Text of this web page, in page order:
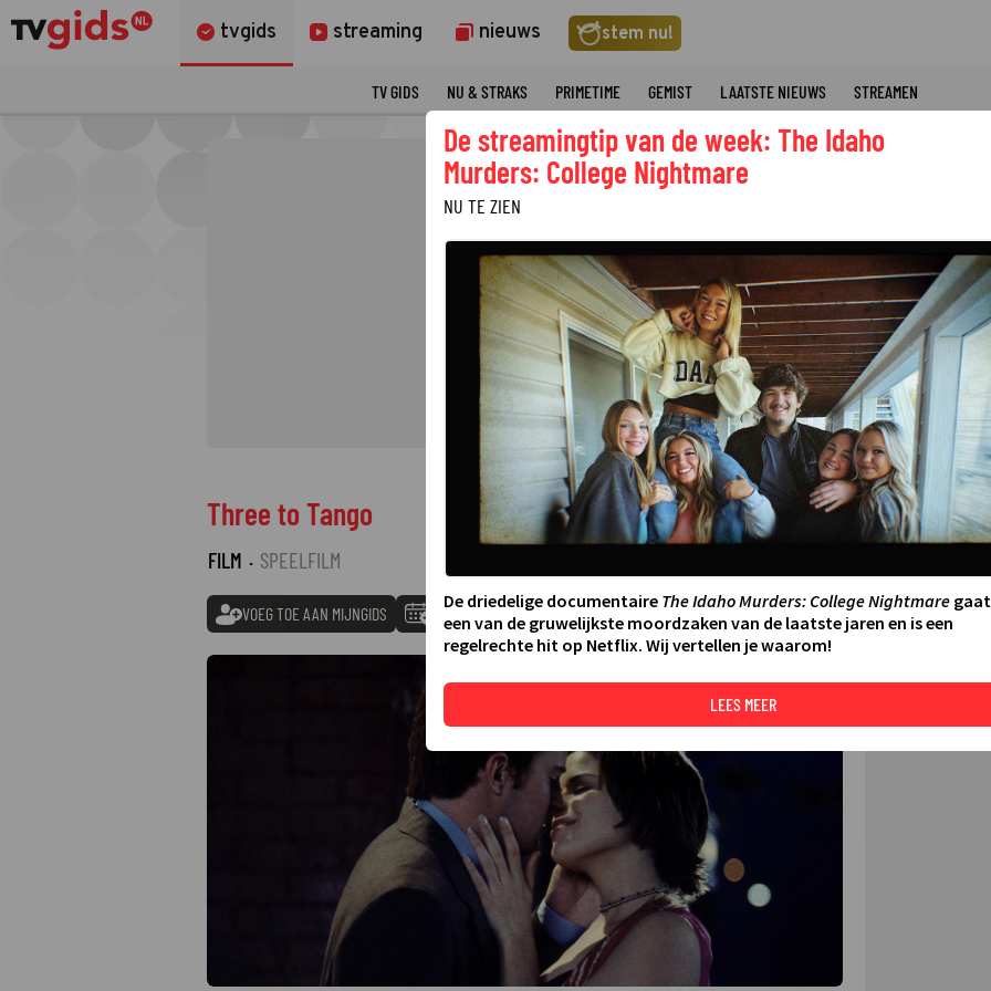
tvgids streaming nieuws stem nu!
TV GIDS NU & STRAKS PRIMETIME GEMIST LAATSTE NIEUWS STREAMEN
Three to Tango
FILM · SPEELFILM
VOEG TOE AAN MIJNGIDS TOEVOEGEN AAN AGENDA DELEN
FILMS
DE
De streamingtip van de week: The Idaho
Murders: College Nightmare
NU TE ZIEN
De driedelige documentaire The Idaho Murders: College Nightmaregaat
een van de gruwelijkste moordzaken van de laatste jaren en is een
regelrechte hit op Netflix. Wij vertellen je waarom!
LEES MEER